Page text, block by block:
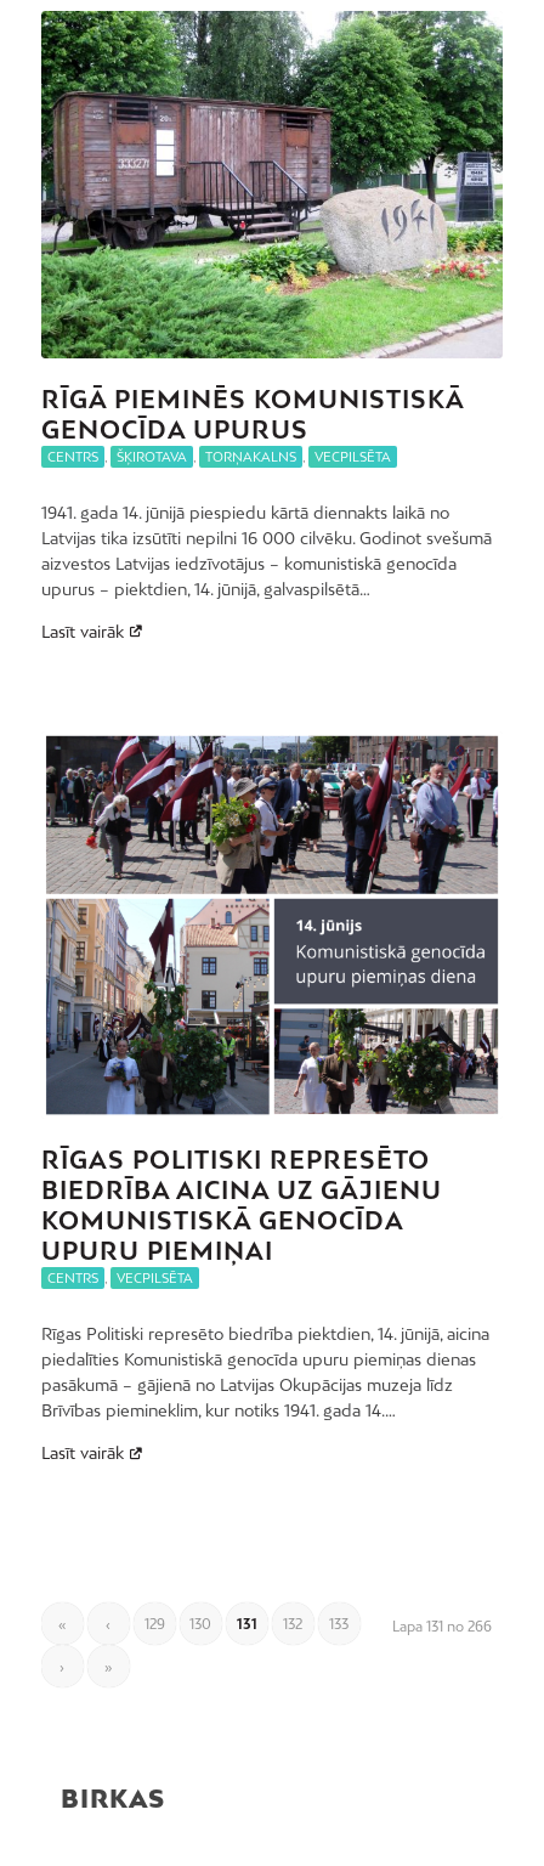
RĪGĀ PIEMINĒS KOMUNISTISKĀ
GENOCĪDA UPURUS
CENTRS ŠĶIROTAVA TORŅAKALNS VECPILSĒTA
1941. gada 14. jūnijā piespiedu kārtā diennakts laikā no
Latvijas tika izsūtīti nepilni 16 000 cilvēku. Godinot svešumā
aizvestos Latvijas iedzīvotājus – komunistiskā genocīda
upurus – piektdien, 14. jūnijā, galvaspilsētā…
Lasīt vairāk
RĪGAS POLITISKI REPRESĒTO
BIEDRĪBA AICINA UZ GĀJIENU
KOMUNISTISKĀ GENOCĪDA
UPURU PIEMIŅAI
CENTRS VECPILSĒTA
Rīgas Politiski represēto biedrība piektdien, 14. jūnijā, aicina
piedalīties Komunistiskā genocīda upuru piemiņas dienas
pasākumā – gājienā no Latvijas Okupācijas muzeja līdz
Brīvības piemineklim, kur notiks 1941. gada 14.…
Lasīt vairāk
Lapa 131 no 266
« ‹ 129 130 131 132 133
› »
BIRKAS